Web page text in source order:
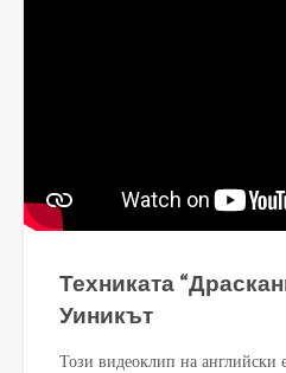
Техниката
Уиникът
Този видеоклип на английски